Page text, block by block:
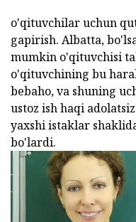
o'qituvchilar uchun
gapirish. Albatta,
mumkin o'qituvchisi
o'qituvchining bu
bebaho, va shuning
ustoz ish haqi
yaxshi istaklar
bo'lardi.